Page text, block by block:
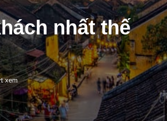
nhất thế
xem